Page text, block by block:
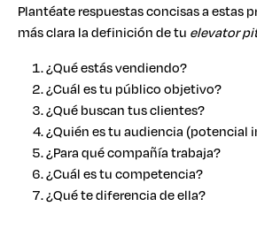
Plantéate respuestas concisas a estas
más clara la definición de tu elevator
¿Qué estás vendiendo?
¿Cuál es tu público objetivo?
¿Qué buscan tus clientes?
¿Quién es tu audiencia (potencial
¿Para qué compañía trabaja?
¿Cuál es tu competencia?
¿Qué te diferencia de ella?